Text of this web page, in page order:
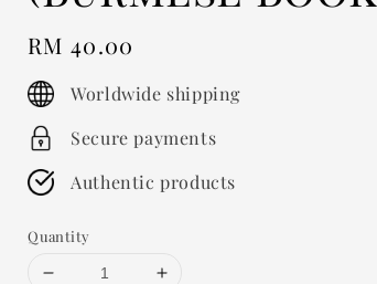
Regular
price
RM 40.00
Worldwide shipping
Secure payments
Authentic products
Quantity